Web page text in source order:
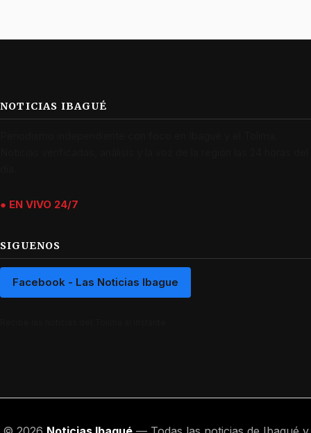
NOTICIAS IBAGUÉ
● EN VIVO 24/7
SIGUENOS
Facebook - Las Noticias Ibague